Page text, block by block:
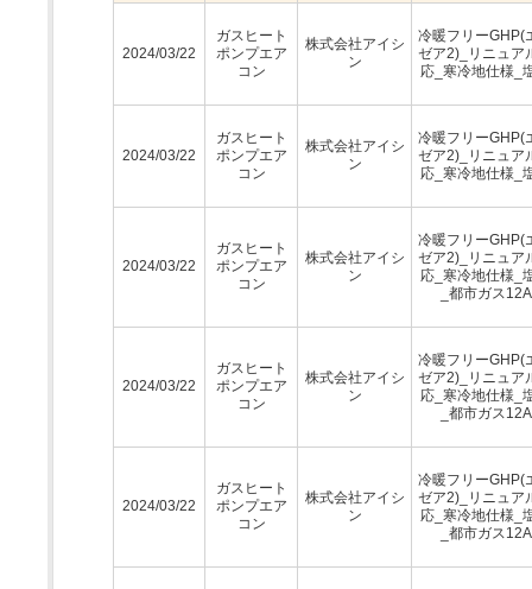
2024/03/22
ガスヒート
ポンプエア
コン
株式会社アイシ
ン
冷暖フリーGHP(
ゼア2)_リニュア
応_寒冷地仕様_
2024/03/22
ガスヒート
ポンプエア
コン
株式会社アイシ
ン
冷暖フリーGHP(
ゼア2)_リニュア
応_寒冷地仕様_
2024/03/22
ガスヒート
ポンプエア
コン
株式会社アイシ
ン
冷暖フリーGHP(
ゼア2)_リニュア
応_寒冷地仕様_
_都市ガス12A
2024/03/22
ガスヒート
ポンプエア
コン
株式会社アイシ
ン
冷暖フリーGHP(
ゼア2)_リニュア
応_寒冷地仕様_
_都市ガス12A
2024/03/22
ガスヒート
ポンプエア
コン
株式会社アイシ
ン
冷暖フリーGHP(
ゼア2)_リニュア
応_寒冷地仕様_
_都市ガス12A